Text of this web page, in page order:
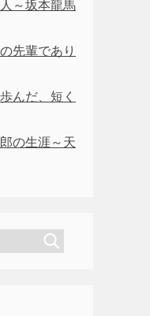
～坂本龍馬
先輩であり
んだ、短く
の生涯～天